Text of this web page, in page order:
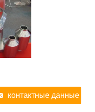
контактные данные